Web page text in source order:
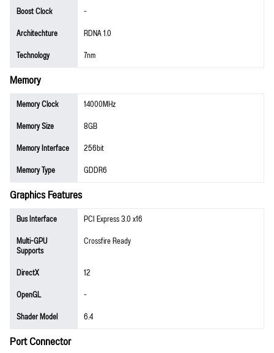
Boost Clock
-
Architechture
RDNA 1.0
Technology
7nm
Memory
Memory Clock
14000MHz
Memory Size
8GB
Memory Interface
256bit
Memory Type
GDDR6
Graphics Features
Bus Interface
PCI Express 3.0 x16
Multi-GPU
Supports
Crossfire Ready
DirectX
12
OpenGL
-
Shader Model
6.4
Port Connector